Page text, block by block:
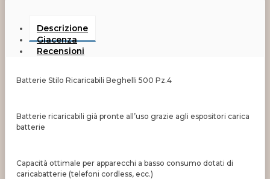
Descrizione
Giacenza
Recensioni
Batterie Stilo Ricaricabili Beghelli 500 Pz.4
Batterie ricaricabili già pronte all’uso grazie agli espositori carica
batterie
Capacità ottimale per apparecchi a basso consumo dotati di
caricabatterie (telefoni cordless, ecc.)